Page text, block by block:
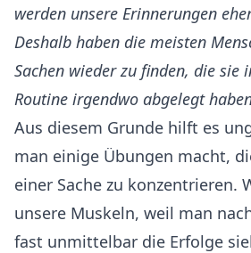
werden unsere Erinnerungen
Deshalb haben die meisten
Sachen wieder zu finden, die sie
Routine irgendwo abgelegt
Aus diesem Grunde hilft es
man einige Übungen macht,
einer Sache zu konzentrieren.
unsere Muskeln, weil man
fast unmittelbar die Erfolge